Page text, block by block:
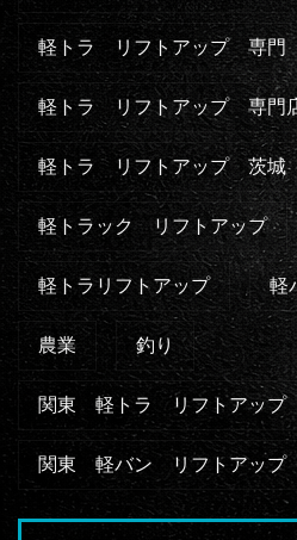
軽トラ リフトアップ 専門
軽トラ リフトアップ 専門
軽トラ リフトアップ 茨城
軽トラック リフトアップ
軽トラリフトアップ 軽
農業 釣り
関東 軽トラ リフトアップ
関東 軽バン リフトアップ